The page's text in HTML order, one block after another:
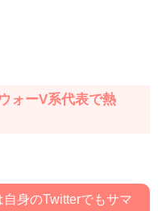
ォーV系代表で熱
自身のTwitterでもサマ